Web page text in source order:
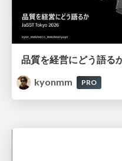
kyonmm
PRO